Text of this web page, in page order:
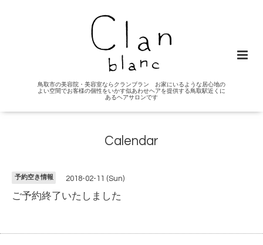
鳥取市の美容院・美容室ならクランブラン お家にいるような居心地の
よい空間でお客様の個性をいかす似あわせヘアを提供する鳥取駅近くに
あるヘアサロンです
Calendar
予約空き情報 2018-02-11 (Sun)
ご予約終了いたしました